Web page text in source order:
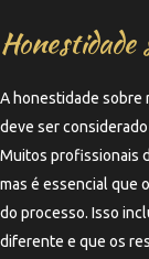
Honestidade
A honestidade sobre
deve ser
Muitos profissionais
mas é essencial que
do processo. Isso
diferente e que os